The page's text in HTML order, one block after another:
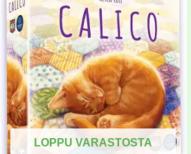
LOPPU VARASTOSTA